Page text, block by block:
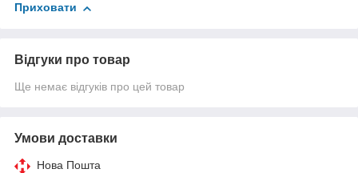
Приховати
Відгуки про товар
Ще немає відгуків про цей товар
Умови доставки
Нова Пошта